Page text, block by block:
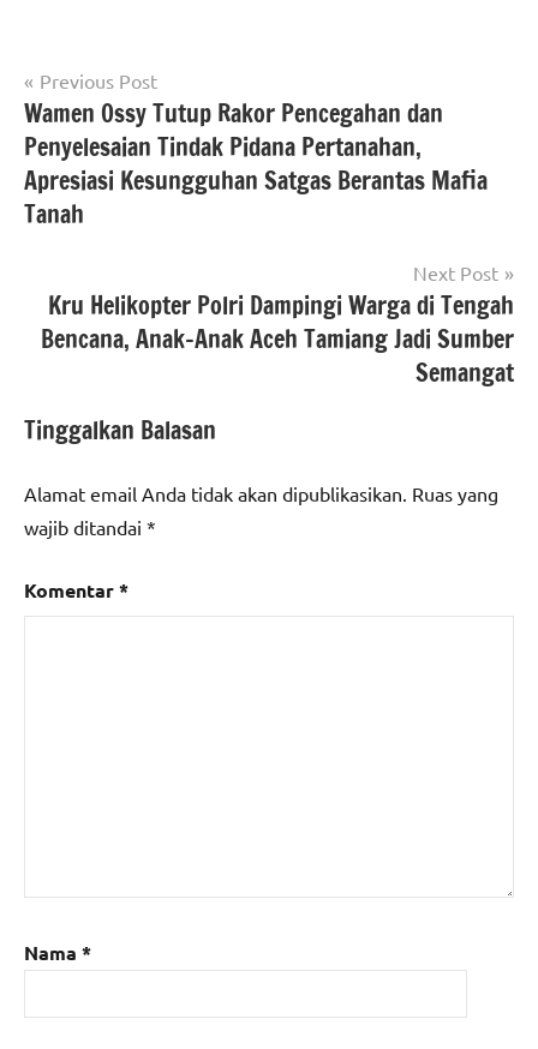
Tagged
with
#beritabanten
#beritacilegon
#bpncilegon ,
#KantahCilegon
#BPN
Cilegon
#Kementerian
ATR/BPN
berita
banten
Navigasi
pos
Previous Post
Wamen Ossy Tutup Rakor Pencegahan dan
Penyelesaian Tindak Pidana Pertanahan,
Apresiasi Kesungguhan Satgas Berantas Mafia
Tanah
Next Post
Kru Helikopter Polri Dampingi Warga di Tengah
Bencana, Anak-Anak Aceh Tamiang Jadi Sumber
Semangat
Tinggalkan Balasan
Alamat email Anda tidak akan dipublikasikan. Ruas yang
wajib ditandai *
Komentar*
Nama *